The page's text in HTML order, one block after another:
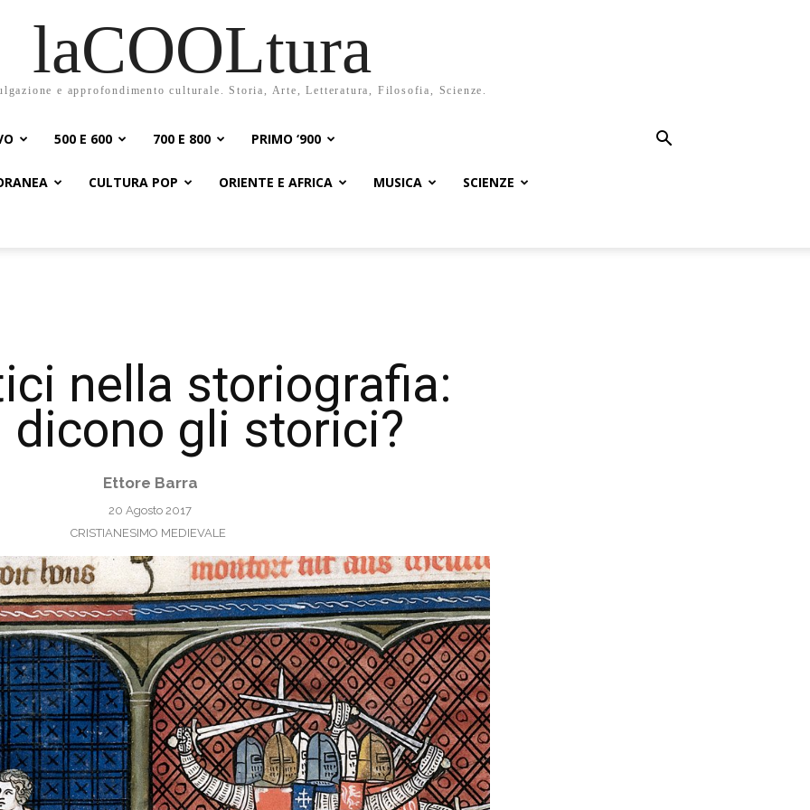
laCOOLtura
e approfondimento culturale. Storia, Arte, Letteratura, Filosofia, Scienze.
500 E 600 700 E 800 PRIMO ‘900
CULTURA POP ORIENTE E AFRICA MUSICA SCIENZE
nella storiografia:
dicono gli storici?
Ettore Barra
20 Agosto 2017
CRISTIANESIMO MEDIEVALE